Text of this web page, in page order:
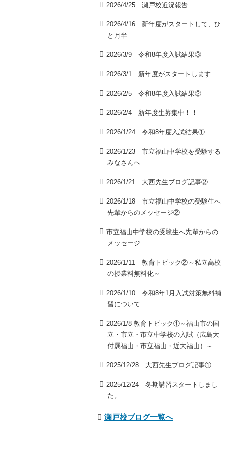
2026/4/25 瀬戸校近況報告
2026/4/16 新年度がスタートして、ひ
と月半
2026/3/9 令和8年度入試結果③
2026/3/1 新年度がスタートします
2026/2/5 令和8年度入試結果②
2026/2/4 新年度生募集中！！
2026/1/24 令和8年度入試結果①
2026/1/23 市立福山中学校を受験する
みなさんへ
2026/1/21 大西先生ブログ記事②
2026/1/18 市立福山中学校の受験生へ
先輩からのメッセージ②
市立福山中学校の受験生へ先輩からの
メッセージ
2026/1/11 教育トピック②～私立高校
の授業料無料化～
2026/1/10 令和8年1月入試対策無料補
習について
2026/1/8 教育トピック①～福山市の国
立・市立・市立中学校の入試（広島大
付属福山・市立福山・近大福山）～
2025/12/28 大西先生ブログ記事①
2025/12/24 冬期講習スタートしまし
た。
瀬戸校ブログ一覧へ